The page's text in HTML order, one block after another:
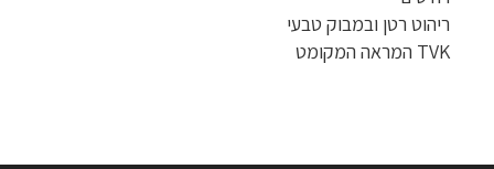
ריהוט רטן ובמבוק טבעי
TVK המראה המקומט